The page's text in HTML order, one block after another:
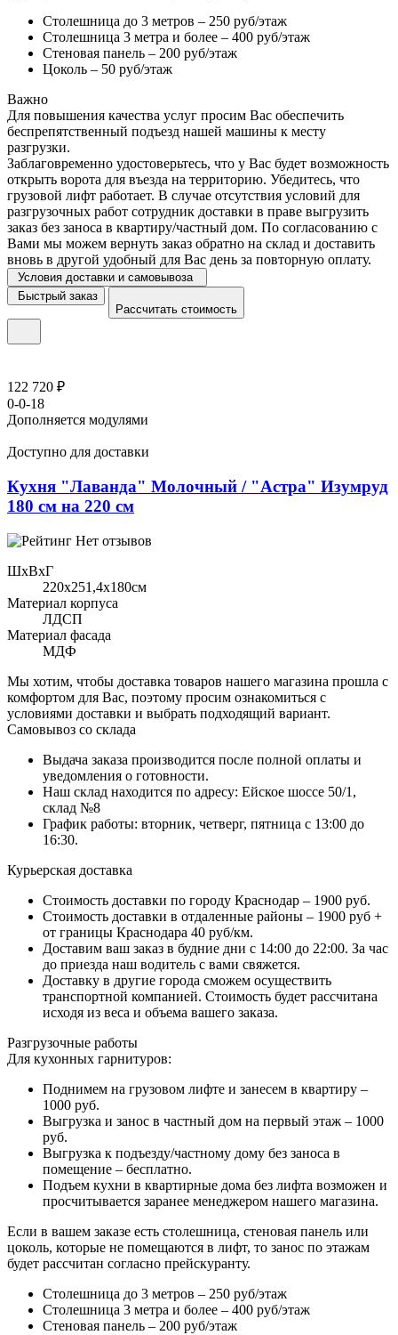
Столешница до 3 метров – 250 руб/этаж
Столешница 3 метра и более – 400 руб/этаж
Стеновая панель – 200 руб/этаж
Цоколь – 50 руб/этаж
Важно
Для повышения качества услуг просим Вас обеспечить
беспрепятственный подъезд нашей машины к месту
разгрузки.
Заблаговременно удостоверьтесь, что у Вас будет возможность
открыть ворота для въезда на территорию. Убедитесь, что
грузовой лифт работает. В случае отсутствия условий для
разгрузочных работ сотрудник доставки в праве выгрузить
заказ без заноса в квартиру/частный дом. По согласованию с
Вами мы можем вернуть заказ обратно на склад и доставить
вновь в другой удобный для Вас день за повторную оплату.
Условия доставки и самовывоза
Быстрый заказ
Рассчитать стоимость
122 720 ₽
0-0-18
Дополняется модулями
Доступно для доставки
Кухня "Лаванда" Молочный / "Астра" Изумруд
180 см на 220 см
Нет отзывов
ШхВхГ
220x251,4х180см
Материал корпуса
ЛДСП
Материал фасада
МДФ
Мы хотим, чтобы доставка товаров нашего магазина прошла с
комфортом для Вас, поэтому просим ознакомиться с
условиями доставки и выбрать подходящий вариант.
Самовывоз со склада
Выдача заказа производится после полной оплаты и
уведомления о готовности.
Наш склад находится по адресу: Ейское шоссе 50/1,
склад №8
График работы: вторник, четверг, пятница с 13:00 до
16:30.
Курьерская доставка
Стоимость доставки по городу Краснодар – 1900 руб.
Стоимость доставки в отдаленные районы – 1900 руб +
от границы Краснодара 40 руб/км.
Доставим ваш заказ в будние дни с 14:00 до 22:00. За час
до приезда наш водитель с вами свяжется.
Доставку в другие города сможем осуществить
транспортной компанией. Стоимость будет рассчитана
исходя из веса и объема вашего заказа.
Разгрузочные работы
Для кухонных гарнитуров:
Поднимем на грузовом лифте и занесем в квартиру –
1000 руб.
Выгрузка и занос в частный дом на первый этаж – 1000
руб.
Выгрузка к подъезду/частному дому без заноса в
помещение – бесплатно.
Подъем кухни в квартирные дома без лифта возможен и
просчитывается заранее менеджером нашего магазина.
Если в вашем заказе есть столешница, стеновая панель или
цоколь, которые не помещаются в лифт, то занос по этажам
будет рассчитан согласно прейскуранту.
Столешница до 3 метров – 250 руб/этаж
Столешница 3 метра и более – 400 руб/этаж
Стеновая панель – 200 руб/этаж